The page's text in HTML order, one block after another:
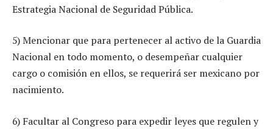
Estrategia Nacional de Seguridad Pública.
5) Mencionar que para pertenecer al activo de la Guardia
Nacional en todo momento, o desempeñar cualquier
cargo o comisión en ellos, se requerirá ser mexicano por
nacimiento.
6) Facultar al Congreso para expedir leyes que regulen y